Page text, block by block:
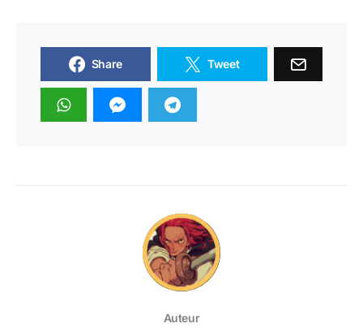
Share Tweet
Auteur